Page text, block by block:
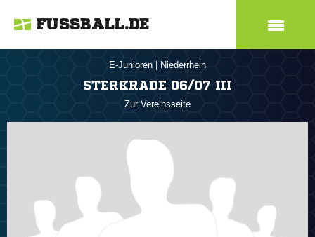
FUSSBALL.DE
E-Junioren Niederrhein
STERKRADE 06/07 III
Zur Vereinsseite